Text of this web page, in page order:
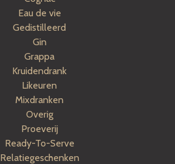
Eau de vie
Gedistilleerd
Gin
Grappa
Kruidendrank
Likeuren
Mixdranken
Overig
Proeverij
Ready-To-Serve
Relatiegeschenken